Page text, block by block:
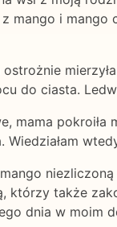
mango i
do ciasta.
mama pokroiła
Wiedziałam
którzy także
dnia w moim